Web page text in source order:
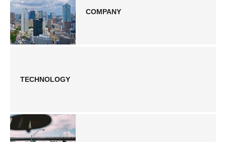
COMPANY
TECHNOLOGY